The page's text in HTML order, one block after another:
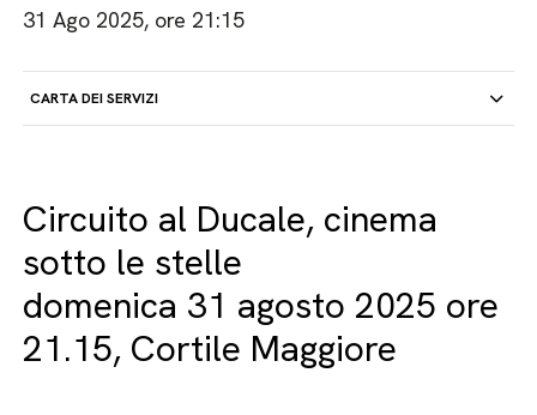
31 Ago 2025, ore 21:15
CARTA DEI SERVIZI
Circuito al Ducale, cinema
sotto le stelle
domenica 31 agosto 2025 ore
21.15, Cortile Maggiore